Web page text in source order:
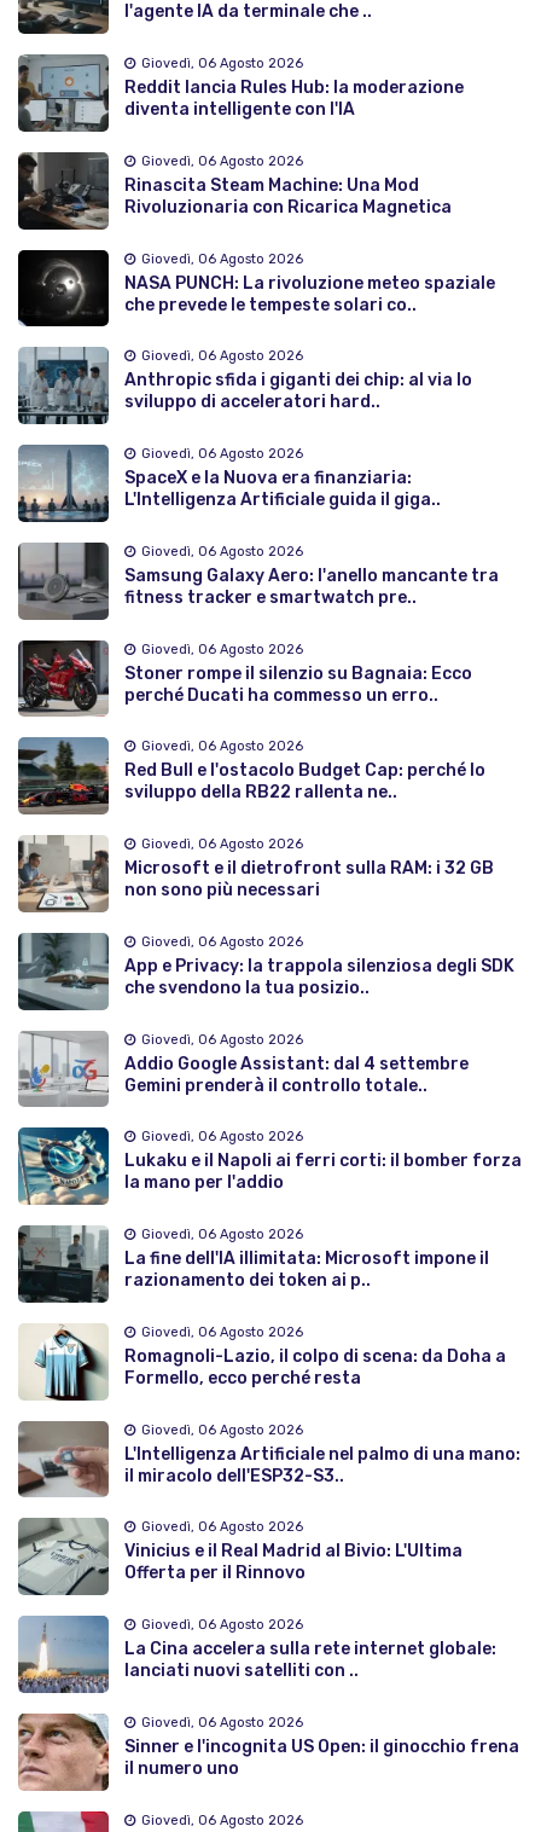
l'agente IA da terminale che ..
Giovedì, 06 Agosto 2026
Reddit lancia Rules Hub: la moderazione
diventa intelligente con l'IA
Giovedì, 06 Agosto 2026
Rinascita Steam Machine: Una Mod
Rivoluzionaria con Ricarica Magnetica
Giovedì, 06 Agosto 2026
NASA PUNCH: La rivoluzione meteo spaziale
che prevede le tempeste solari co..
Giovedì, 06 Agosto 2026
Anthropic sfida i giganti dei chip: al via lo
sviluppo di acceleratori hard..
Giovedì, 06 Agosto 2026
SpaceX e la Nuova era finanziaria:
L'Intelligenza Artificiale guida il giga..
Giovedì, 06 Agosto 2026
Samsung Galaxy Aero: l'anello mancante tra
fitness tracker e smartwatch pre..
Giovedì, 06 Agosto 2026
Stoner rompe il silenzio su Bagnaia: Ecco
perché Ducati ha commesso un erro..
Giovedì, 06 Agosto 2026
Red Bull e l'ostacolo Budget Cap: perché lo
sviluppo della RB22 rallenta ne..
Giovedì, 06 Agosto 2026
Microsoft e il dietrofront sulla RAM: i 32 GB
non sono più necessari
Giovedì, 06 Agosto 2026
App e Privacy: la trappola silenziosa degli SDK
che svendono la tua posizio..
Giovedì, 06 Agosto 2026
Addio Google Assistant: dal 4 settembre
Gemini prenderà il controllo totale..
Giovedì, 06 Agosto 2026
Lukaku e il Napoli ai ferri corti: il bomber forza
la mano per l'addio
Giovedì, 06 Agosto 2026
La fine dell'IA illimitata: Microsoft impone il
razionamento dei token ai p..
Giovedì, 06 Agosto 2026
Romagnoli-Lazio, il colpo di scena: da Doha a
Formello, ecco perché resta
Giovedì, 06 Agosto 2026
L'Intelligenza Artificiale nel palmo di una mano:
il miracolo dell'ESP32-S3..
Giovedì, 06 Agosto 2026
Vinicius e il Real Madrid al Bivio: L'Ultima
Offerta per il Rinnovo
Giovedì, 06 Agosto 2026
La Cina accelera sulla rete internet globale:
lanciati nuovi satelliti con ..
Giovedì, 06 Agosto 2026
Sinner e l'incognita US Open: il ginocchio frena
il numero uno
Giovedì, 06 Agosto 2026